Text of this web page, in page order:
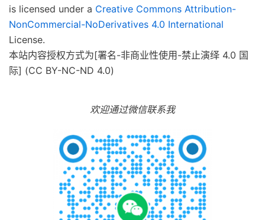
is licensed under a Creative Commons Attribution-
NonCommercial-NoDerivatives 4.0 International
License.
本站内容授权方式为[署名-非商业性使用-禁止演绎 4.0 国
际] (CC BY-NC-ND 4.0)
欢迎通过微信联系我